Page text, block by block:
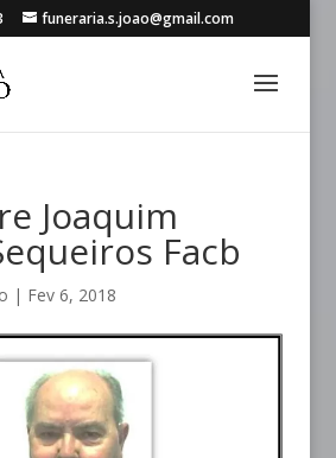
funeraria.s.joao@gmail.com
Joaquim
Facb
| Fev 6, 2018